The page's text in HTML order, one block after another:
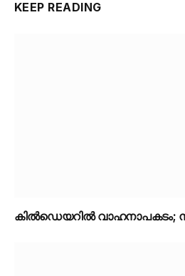
KEEP READING
കിൽഡെയറിൽ വാഹനാപകടം;